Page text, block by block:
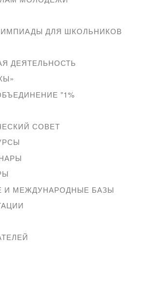
ДЛЯ ШКОЛЬНИКОВ
ДЕЯТЕЛЬНОСТЬ
"1%
СОВЕТ
И МЕЖДУНАРОДНЫЕ БАЗЫ